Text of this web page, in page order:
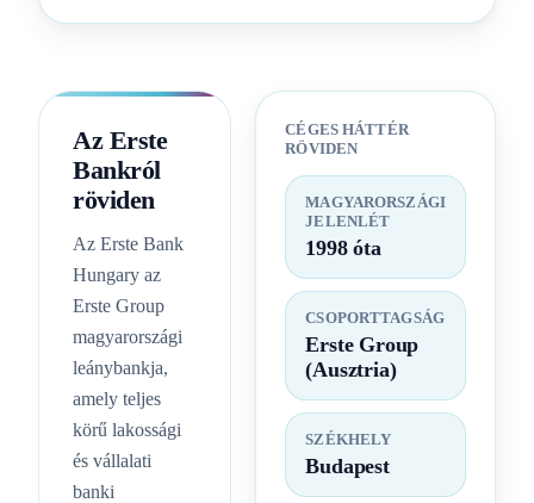
Az Erste
Bankról
röviden
Az Erste Bank
Hungary az
Erste Group
magyarországi
leánybankja,
amely teljes
körű lakossági
és vállalati
banki
CÉGES HÁTTÉR
RÖVIDEN
MAGYARORSZÁGI
JELENLÉT
1998 óta
CSOPORTTAGSÁG
Erste Group
(Ausztria)
SZÉKHELY
Budapest